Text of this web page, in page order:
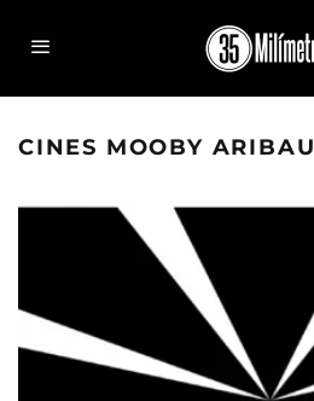
CINES MOOBY ARIBAU